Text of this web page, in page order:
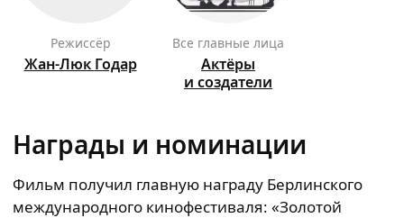
режиссёр
Жан-Люк Годар
Все главные лица
Актёры
и создатели
Награды и номинации
Фильм получил главную награду Берлинского
международного кинофестиваля: «Золотой